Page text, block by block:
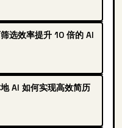
选效率提升 10 倍的 AI
AI 如何实现高效简历